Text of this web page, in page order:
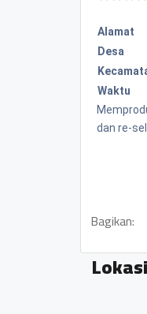
Alamat
Desa
Waktu
dan re-
Bagikan: